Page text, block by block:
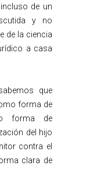
de un
y no
de la ciencia
a casa
que
forma de
forma de
del hijo
contra el
clara de